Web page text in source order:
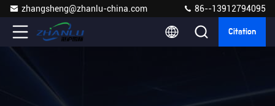
zhangsheng@zhanlu-china.com 86--13912794095
Citation